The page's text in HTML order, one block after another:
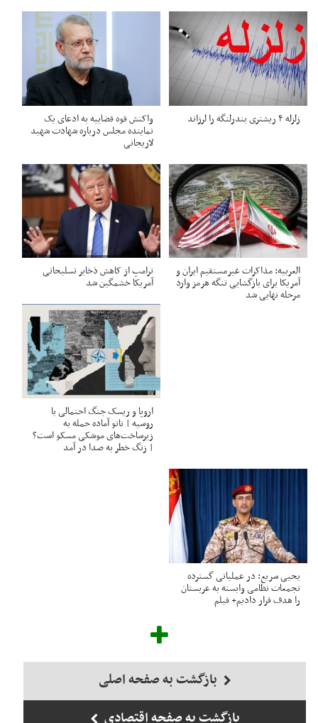
زلزله ۴ ریشتری بندرلنگه را لرزاند واکنش قوه قضاییه به ادعای یک
نماینده مجلس درباره شهادت شهید
لاریجانی
العربیه: مذاکرات غیرمستقیم ایران و
آمریکا برای بازگشایی تنگه هرمز وارد
مرحله نهایی شد
ترامپ از کاهش ذخایر تسلیحاتی
آمریکا خشمگین شد
اروپا و ریسک جنگ احتمالی با
روسیه | ناتو آماده حمله به
زیرساخت‌های موشکی مسکو است؟
| زنگ خطر به صدا در آمد
یحیی سریع: در عملیاتی گسترده
تجمعات نظامی وابسته به عربستان
را هدف قرار دادیم+ فیلم
بازگشت به صفحه اصلی
بازگشت به صفحه اقتصادی